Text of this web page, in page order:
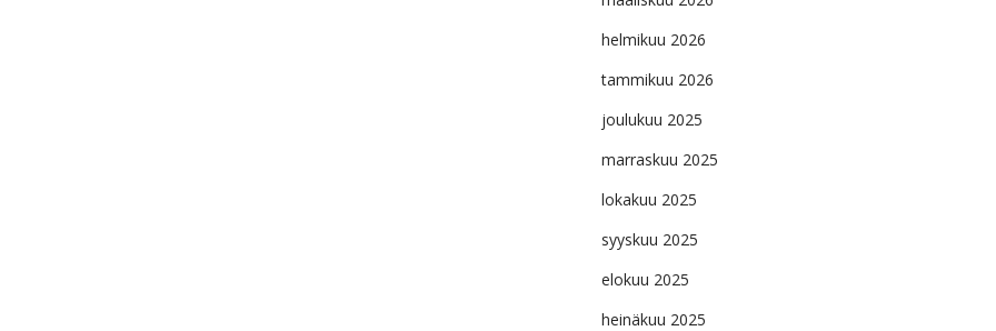
helmikuu 2026
tammikuu 2026
joulukuu 2025
marraskuu 2025
lokakuu 2025
syyskuu 2025
elokuu 2025
heinäkuu 2025